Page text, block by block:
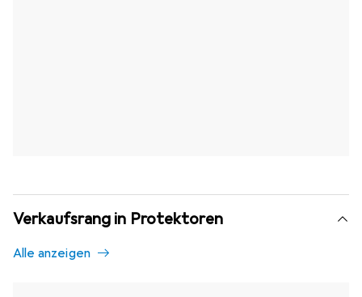
Verkaufsrang in Protektoren
Alle anzeigen